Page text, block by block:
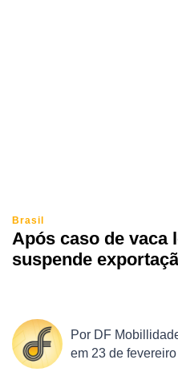
Brasil
Após caso de vaca
suspende
Por DF
em 23 de